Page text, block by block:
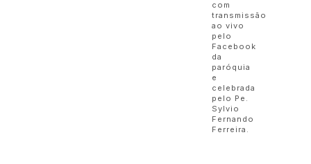
com
transmissão
ao vivo
pelo
Facebook
da
paróquia
e
celebrada
pelo Pe.
Sylvio
Fernando
Ferreira.